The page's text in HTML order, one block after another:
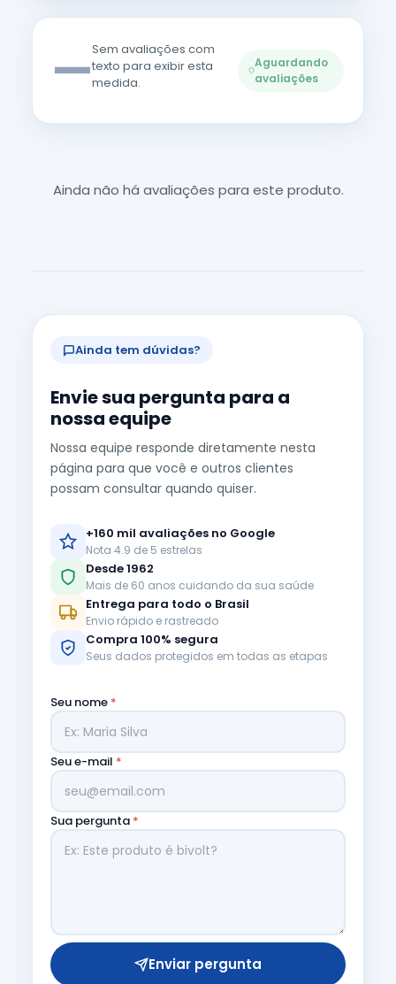
—Sem avaliações com
texto para exibir esta
medida.
Aguardando
avaliações
Ainda não há avaliações para este produto.
Ainda tem dúvidas?
Envie sua pergunta para a
nossa equipe
Nossa equipe responde diretamente nesta
página para que você e outros clientes
possam consultar quando quiser.
+160 mil avaliações no Google
Nota 4.9 de 5 estrelas
Desde 1962
Mais de 60 anos cuidando da sua saúde
Entrega para todo o Brasil
Envio rápido e rastreado
Compra 100% segura
Seus dados protegidos em todas as etapas
Seu nome *
Seu e-mail *
Sua pergunta *
Enviar pergunta